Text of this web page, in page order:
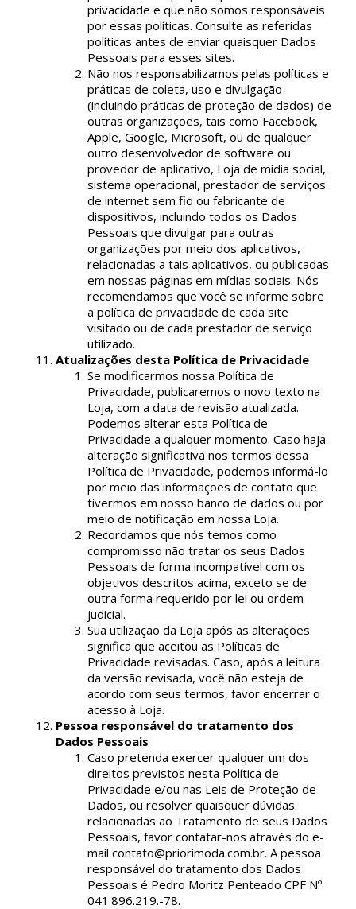
privacidade e que não somos responsáveis
por essas políticas. Consulte as referidas
políticas antes de enviar quaisquer Dados
Pessoais para esses sites.
Não nos responsabilizamos pelas políticas e
práticas de coleta, uso e divulgação
(incluindo práticas de proteção de dados) de
outras organizações, tais como Facebook,
Apple, Google, Microsoft, ou de qualquer
outro desenvolvedor de software ou
provedor de aplicativo, Loja de mídia social,
sistema operacional, prestador de serviços
de internet sem fio ou fabricante de
dispositivos, incluindo todos os Dados
Pessoais que divulgar para outras
organizações por meio dos aplicativos,
relacionadas a tais aplicativos, ou publicadas
em nossas páginas em mídias sociais. Nós
recomendamos que você se informe sobre
a política de privacidade de cada site
visitado ou de cada prestador de serviço
utilizado.
Atualizações desta Política de Privacidade
Se modificarmos nossa Política de
Privacidade, publicaremos o novo texto na
Loja, com a data de revisão atualizada.
Podemos alterar esta Política de
Privacidade a qualquer momento. Caso haja
alteração significativa nos termos dessa
Política de Privacidade, podemos informá-lo
por meio das informações de contato que
tivermos em nosso banco de dados ou por
meio de notificação em nossa Loja.
Recordamos que nós temos como
compromisso não tratar os seus Dados
Pessoais de forma incompatível com os
objetivos descritos acima, exceto se de
outra forma requerido por lei ou ordem
judicial.
Sua utilização da Loja após as alterações
significa que aceitou as Políticas de
Privacidade revisadas. Caso, após a leitura
da versão revisada, você não esteja de
acordo com seus termos, favor encerrar o
acesso à Loja.
Pessoa responsável do tratamento dos
Dados Pessoais
Caso pretenda exercer qualquer um dos
direitos previstos nesta Política de
Privacidade e/ou nas Leis de Proteção de
Dados, ou resolver quaisquer dúvidas
relacionadas ao Tratamento de seus Dados
Pessoais, favor contatar-nos através do e-
mail contato@priorimoda.com.br. A pessoa
responsável do tratamento dos Dados
Pessoais é Pedro Moritz Penteado CPF Nº
041.896.219.-78.